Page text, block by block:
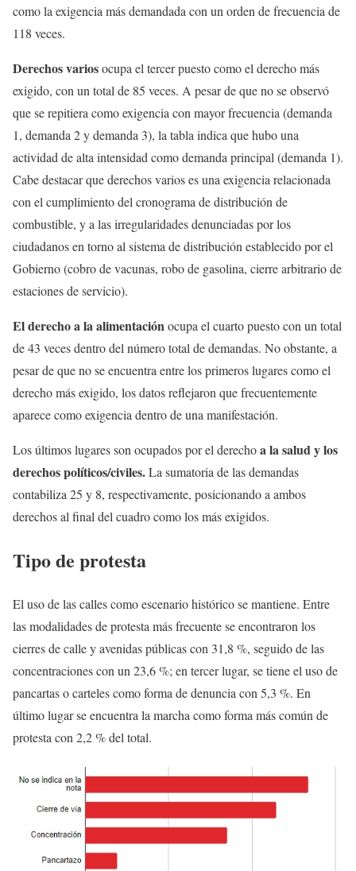
como la exigencia más demandada con un orden de frecuencia de
118 veces.
Derechos variosocupa el tercer puesto como el derecho más
exigido, con un total de 85 veces. A pesar de que no se observó
que se repitiera como exigencia con mayor frecuencia (demanda
1, demanda 2 y demanda 3), la tabla indica que hubo una
actividad de alta intensidad como demanda principal (demanda 1).
Cabe destacar que derechos varios es una exigencia relacionada
con el cumplimiento del cronograma de distribución de
combustible, y a las irregularidades denunciadas por los
ciudadanos en torno al sistema de distribución establecido por el
Gobierno (cobro de vacunas, robo de gasolina, cierre arbitrario de
estaciones de servicio).
El derecho a la alimentaciónocupa el cuarto puesto con un total
de 43 veces dentro del número total de demandas. No obstante, a
pesar de que no se encuentra entre los primeros lugares como el
derecho más exigido, los datos reflejaron que frecuentemente
aparece como exigencia dentro de una manifestación.
Los últimos lugares son ocupados por el derechoa la salud y los
derechos políticos/civiles.La sumatoria de las demandas
contabiliza 25 y 8, respectivamente, posicionando a ambos
derechos al final del cuadro como los más exigidos.
Tipo de protesta
El uso de las calles como escenario histórico se mantiene. Entre
las modalidades de protesta más frecuente se encontraron los
cierres de calle y avenidas públicas con 31,8 %, seguido de las
concentraciones con un 23,6 %; en tercer lugar, se tiene el uso de
pancartas o carteles como forma de denuncia con 5,3 %. En
último lugar se encuentra la marcha como forma más común de
protesta con 2,2 % del total.